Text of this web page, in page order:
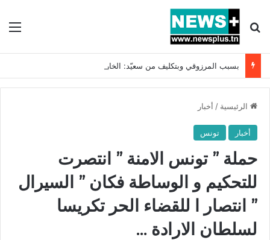
بحث عن
الرئيسية / أخبار
أخبار تونس
حملة ” تونس الامنة ” انتصرت
للتحكيم و الوساطة فكان ” السيرال
” انتصار ا للقضاء الحر تكريسا
لسلطان الارادة …